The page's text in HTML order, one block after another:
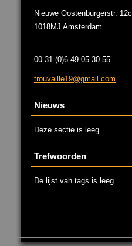
Nieuwe Oostenburgerstr. 12c
1018MJ Amsterdam
00 31 (0)6 49 05 30 55
trouvail le19@gmail.com
Nieuws
Deze sectie is leeg.
Trefwoorden
De lijst van tags is leeg.